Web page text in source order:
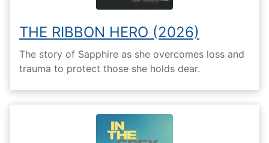
THE RIBBON HERO (2026)
The story of Sapphire as she overcomes loss and
trauma to protect those she holds dear.